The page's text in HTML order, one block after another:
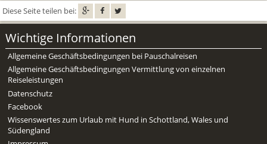
Diese Seite teilen bei:
Wichtige Informationen
Allgemeine Geschäftsbedingungen bei Pauschalreisen
Allgemeine Geschäftsbedingungen Vermittlung von einzelnen
Reiseleistungen
Datenschutz
Facebook
Wissenswertes zum Urlaub mit Hund in Schottland, Wales und
Südengland